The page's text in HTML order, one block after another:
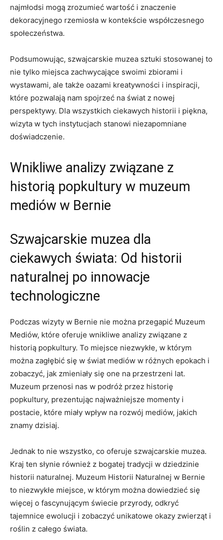
‍najmłodsi mogą ⁢zrozumieć wartość i ⁣znaczenie
dekoracyjnego rzemiosła w kontekście współczesnego
społeczeństwa.
Podsumowując, szwajcarskie muzea ⁢sztuki stosowanej to
nie tylko miejsca zachwycające swoimi zbiorami i⁤
wystawami, ale⁣ także oazami kreatywności i ⁢inspiracji,
które⁣ pozwalają nam‌ spojrzeć na świat z nowej⁤
perspektywy. Dla ⁣wszystkich​ ciekawych historii i piękna,
wizyta ⁢w tych ⁣instytucjach⁢ stanowi niezapomniane
doświadczenie.
Wnikliwe​ analizy związane​ z
historią popkultury‍ w muzeum ​
mediów w Bernie
Szwajcarskie muzea dla‌
ciekawych świata: Od ‍historii ​
naturalnej ‍po innowacje
technologiczne
Podczas wizyty w Bernie nie ⁣można przegapić‌ Muzeum
Mediów, które oferuje⁤ wnikliwe‌ analizy związane z
historią​ popkultury. To miejsce niezwykłe, w‌ którym
można ⁣zagłębić się ‍w świat mediów w różnych epokach⁣ i‍
zobaczyć, jak zmieniały się ⁤one na przestrzeni lat.
Muzeum przenosi ​nas⁣ w podróż przez historię
popkultury, prezentując najważniejsze ​momenty i
⁣postacie,‍ które⁣ miały wpływ na rozwój mediów, ⁣jakich
znamy dzisiaj.
Jednak to nie ⁣wszystko,⁣ co oferuje szwajcarskie muzea.⁤
Kraj ten słynie również z bogatej​ tradycji⁢ w dziedzinie
historii ‍naturalnej.​ Muzeum Historii​ Naturalnej w Bernie
to​ niezwykłe miejsce, w którym można dowiedzieć⁤ się
więcej o⁢ fascynującym świecie ⁤przyrody, odkryć
⁤tajemnice ewolucji i zobaczyć unikatowe okazy zwierząt i ​
roślin z całego świata.